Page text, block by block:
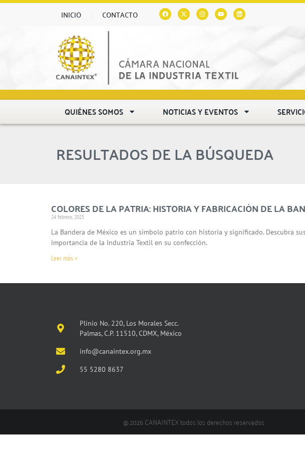
INICIO CONTACTO
QUIÉNES SOMOS NOTICIAS Y EVENTOS
RESULTADOS DE LA BÚSQUEDA
COLORES DE LA PATRIA: HISTORIA Y FABRICACIÓN DE LA
24 febrero, 2025
La Bandera de México es un símbolo patrio con historia y significado. Descubra
importancia de la Industria Textil en su confección.
Leer más »
Plinio No. 220, Los Morales Secc.
Palmas, C.P. 11510, CDMX, México
info@canaintex.org.mx
55 5280 8637
@ 2026 CANAINTEX todos los derechos reservados